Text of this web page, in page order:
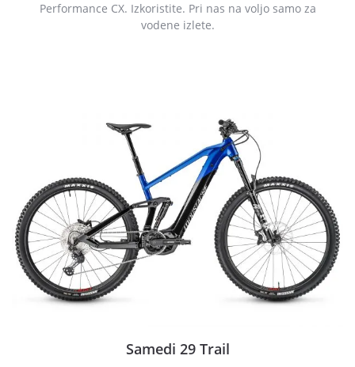
Performance CX. Izkoristite. Pri nas na voljo samo za
vodene izlete.
Samedi 29 Trail